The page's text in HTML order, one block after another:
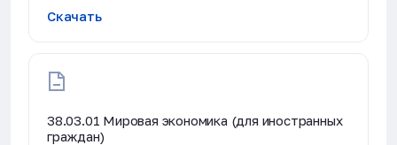
Скачать
38.03.01 Мировая экономика (для иностранных
граждан)